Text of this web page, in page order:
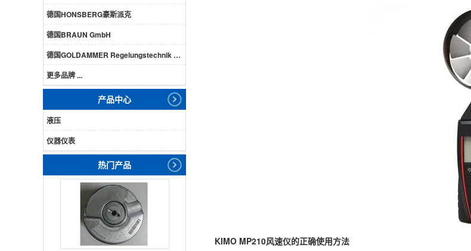
德国HONSBERG豪斯派克
德国BRAUN GmbH
德国GOLDAMMER Regelungstechnik GmbH
更多品牌 ...
产品中心
液压
仪器仪表
热门产品
KIMO MP210风速仪的正确使用方法